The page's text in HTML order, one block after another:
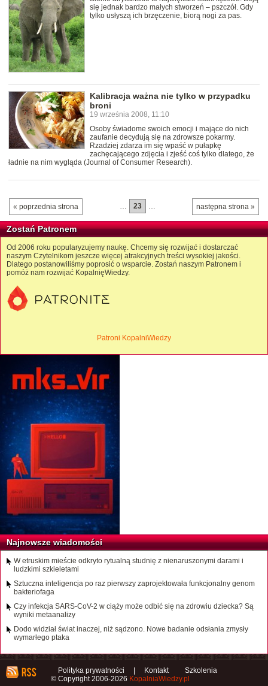
się jednak bardzo małych stworzeń – pszczół. Gdy
tylko usłyszą ich brzęczenie, biorą nogi za pas.
Kalibracja ważna nie tylko w przypadku
broni
19 września 2008, 11:10
Osoby świadome swoich emocji i mające do nich
zaufanie decydują się na zdrowsze pokarmy.
Rzadziej zdarza im się wpaść w pułapkę
zachęcającego zdjęcia i zjeść coś tylko dlatego, że
ładnie na nim wygląda (Journal of Consumer Research).
« poprzednia strona następna strona »
… 23 …
Zostań Patronem
Od 2006 roku popularyzujemy naukę. Chcemy się rozwijać i dostarczać
naszym Czytelnikom jeszcze więcej atrakcyjnych treści wysokiej jakości.
Dlatego postanowiliśmy poprosić o wsparcie. Zostań naszym Patronem i
pomóż nam rozwijać KopalnięWiedzy.
Patroni KopalniWiedzy
Najnowsze wiadomości
W etruskim mieście odkryto rytualną studnię z nienaruszonymi darami i
ludzkimi szkieletami
Sztuczna inteligencja po raz pierwszy zaprojektowała funkcjonalny genom
bakteriofaga
Czy infekcja SARS-CoV-2 w ciąży może odbić się na zdrowiu dziecka? Są
wyniki metaanalizy
Dodo widział świat inaczej, niż sądzono. Nowe badanie odsłania zmysły
wymarłego ptaka
Polityka prywatności Kontakt
Szkolenia
© Copyright 2006-2026 KopalniaWiedzy.pl